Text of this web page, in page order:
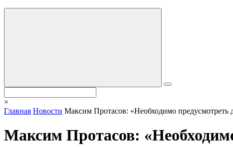
×
Главная Новости Максим Протасов: «Необходимо предусмотреть
Максим Протасов: